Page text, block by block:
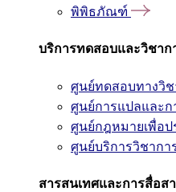
พิพิธภัณฑ์
บริการทดสอบและวิชาก
ศูนย์ทดสอบทางวิช
ศูนย์การแปลและก
ศูนย์กฎหมายเพื่อ
ศูนย์บริการวิชาก
สารสนเทศและการสื่อส